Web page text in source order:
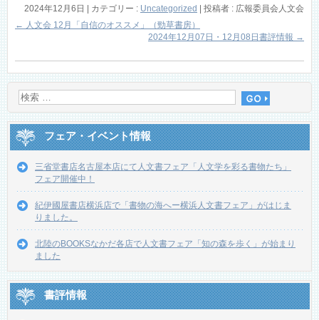
2024年12月6日 カテゴリー : Uncategorized
投稿者 : 広報委員会人文会
← 人文会 12月「自信のオススメ」（勁草書房）
2024年12月07日・12月08日書評情報 →
フェア・イベント情報
三省堂書店名古屋本店にて人文書フェア「人文学を彩る書物たち」
フェア開催中！
紀伊國屋書店横浜店で「書物の海へー横浜人文書フェア」がはじま
りました。
北陸のBOOKSなかだ各店で人文書フェア「知の森を歩く」が始まり
ました
書評情報